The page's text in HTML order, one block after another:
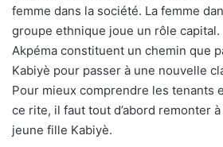
femme dans la société. La femme
groupe ethnique joue un rôle
Akpéma constituent un chemin que
Kabiyè pour passer à une nouvelle
Pour mieux comprendre les tenants
ce rite, il faut tout d’abord remonter
jeune fille Kabiyè.